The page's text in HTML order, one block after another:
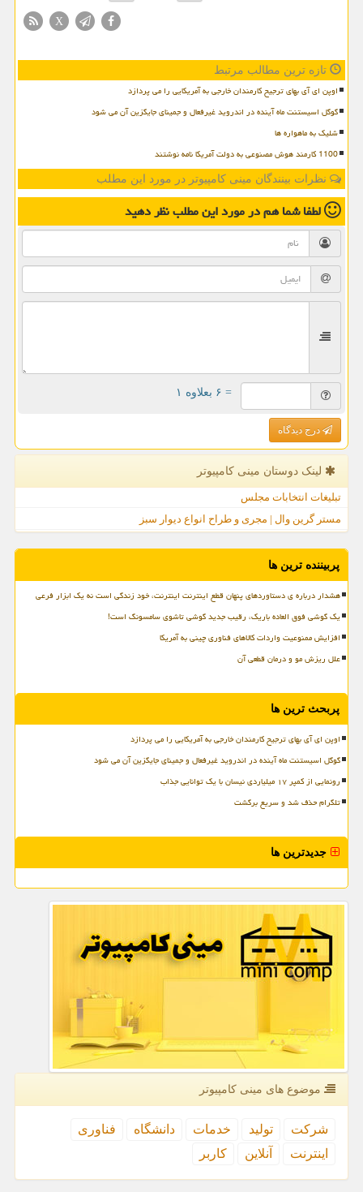
X
تازه ترین مطالب مرتبط
اوپن ای آی بهای ترجیح کارمندان خارجی به آمریکایی را می پردازد
گوگل اسیستنت ماه آینده در اندروید غیرفعال و جمینای جایگزین آن می شود
شلیک به ماهواره ها
1100 کارمند هوش مصنوعی به دولت آمریکا نامه نوشتند
نظرات بینندگان مینی کامپیوتر در مورد این مطلب
لطفا شما همدر مورد این مطلبنظر دهید
= ۶ بعلاوه ۱
درج دیدگاه
لینک دوستان مینی كامپیوتر
تبلیغات انتخابات مجلس
مستر گرین وال | مجری و طراح انواع دیوار سبز
پربیننده ترین ها
هشدار درباره ی دستاوردهای پنهان قطع اینترنت اینترنت، خود زندگی است نه یک ابزار فرعی
یک گوشی فوق العاده باریک، رقیب جدید گوشی تاشوی سامسونگ است!
افزایش ممنوعیت واردات کالاهای فناوری چینی به آمریکا
علل ریزش مو و درمان قطعی آن
پربحث ترین ها
اوپن ای آی بهای ترجیح کارمندان خارجی به آمریکایی را می پردازد
گوگل اسیستنت ماه آینده در اندروید غیرفعال و جمینای جایگزین آن می شود
رونمایی از کمپر ۱۷ میلیاردی نیسان با یک توانایی جذاب
تلگرام حذف شد و سریع برگشت
جدیدترین ها
موضوع های مینی كامپیوتر
شركت تولید خدمات دانشگاه
فناوری
اینترنت
آنلاین كاربر